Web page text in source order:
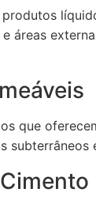
áreas
que
subterrâneos